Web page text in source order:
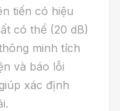
tiến có hiệu
có thể (20 dB)
minh tích
và báo lỗi
xác định